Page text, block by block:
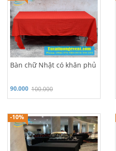
Bàn chữ Nhật có khăn phủ
100.000
90.000
Hỗ trợ 24/7: 0986 970 980
-10%